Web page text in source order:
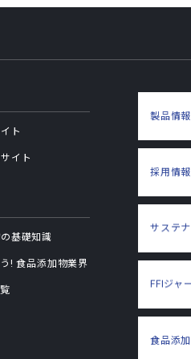
ト
イト
基礎知識
! 食品添加物業界
製品情報
採用情報
サステ
FFIジャ
食品添